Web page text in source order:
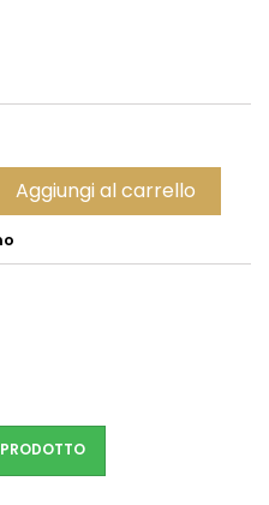
Aggiungi al carrello